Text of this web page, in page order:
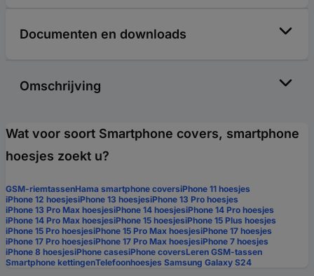
Documenten en downloads
Omschrijving
Wat voor soort Smartphone covers, smartphone
hoesjes zoekt u?
GSM-riemtassenHama smartphone coversiPhone 11 hoesjes
iPhone 12 hoesjesiPhone 13 hoesjesiPhone 13 Pro hoesjes
iPhone 13 Pro Max hoesjesiPhone 14 hoesjesiPhone 14 Pro hoesjes
iPhone 14 Pro Max hoesjesiPhone 15 hoesjesiPhone 15 Plus hoesjes
iPhone 15 Pro hoesjesiPhone 15 Pro Max hoesjesiPhone 17 hoesjes
iPhone 17 Pro hoesjesiPhone 17 Pro Max hoesjesiPhone 7 hoesjes
iPhone 8 hoesjesiPhone casesiPhone coversLeren GSM-tassen
Smartphone kettingenTelefoonhoesjes Samsung Galaxy S24